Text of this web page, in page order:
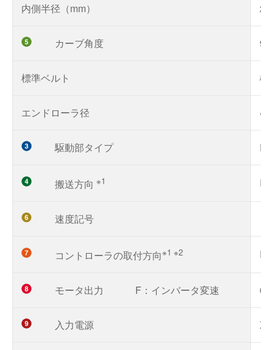
内側半径（mm）
カーブ角度 90
標準ベルト 樹
エンドローラ径
駆動部タイプ D
搬送方向 ※1 R
速度記号
コントローラの取付方向※1 ※2 R
モータ出力 F：インバータ変速 09
入力電源 X